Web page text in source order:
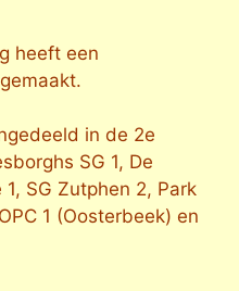
heeft een
in de 2e
SG 1, De
SG Zutphen 2, Park
1 (Oosterbeek) en